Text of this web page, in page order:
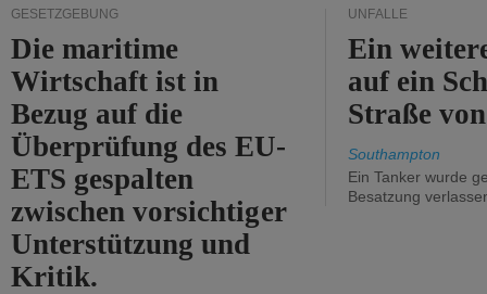
GESETZGEBUNG
Die maritime
Wirtschaft ist in
Bezug auf die
Überprüfung des EU-
ETS gespalten
zwischen vorsichtiger
Unterstützung und
Kritik.
UNFÄLLE
Ein
auf ein
Straße
Southampton
Ein Tanker wurde
Besatzung